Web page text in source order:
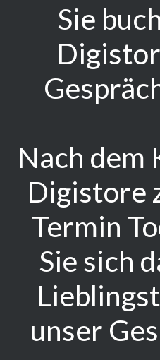
Sie
Nach dem
Digistore
Termin
Sie sich
unser